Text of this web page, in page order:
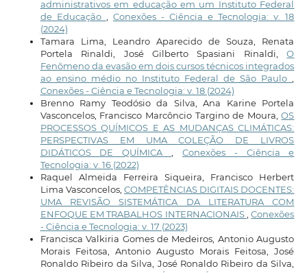
administrativos em educação em um Instituto Federal
de Educação , Conexões - Ciência e Tecnologia: v. 18
(2024)
Tamara Lima, Leandro Aparecido de Souza, Renata
Portela Rinaldi, José Gilberto Spasiani Rinaldi,O
Fenômeno da evasão em dois cursos técnicos integrados
ao ensino médio no Instituto Federal de São Paulo,
Conexões - Ciência e Tecnologia: v. 18 (2024)
Brenno Ramy Teodósio da Silva, Ana Karine Portela
Vasconcelos, Francisco Marcôncio Targino de Moura,OS
PROCESSOS QUÍMICOS E AS MUDANÇAS CLIMÁTICAS:
PERSPECTIVAS EM UMA COLEÇÃO DE LIVROS
DIDÁTICOS DE QUÍMICA, Conexões - Ciência e
Tecnologia: v. 16 (2022)
Raquel Almeida Ferreira Siqueira, Francisco Herbert
Lima Vasconcelos, COMPETÊNCIAS DIGITAIS DOCENTES:
UMA REVISÃO SISTEMÁTICA DA LITERATURA COM
ENFOQUE EM TRABALHOS INTERNACIONAIS,Conexões
- Ciência e Tecnologia: v. 17 (2023)
Francisca Valkiria Gomes de Medeiros, Antonio Augusto
Morais Feitosa, Antonio Augusto Morais Feitosa, José
Ronaldo Ribeiro da Silva, José Ronaldo Ribeiro da Silva,